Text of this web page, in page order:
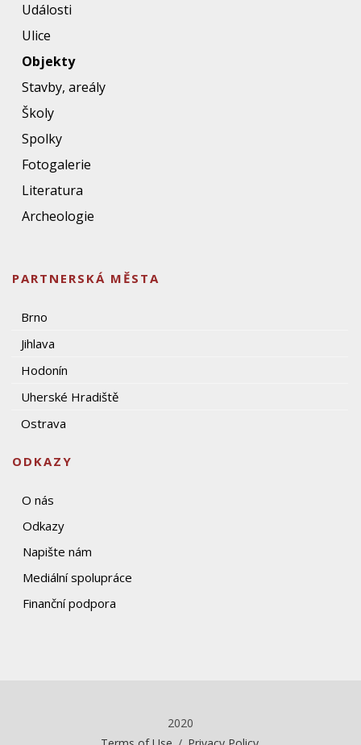
Události
Ulice
Objekty
Stavby, areály
Školy
Spolky
Fotogalerie
Literatura
Archeologie
PARTNERSKÁ MĚSTA
Brno
Jihlava
Hodonín
Uherské Hradiště
Ostrava
ODKAZY
O nás
Odkazy
Napište nám
Mediální spolupráce
Finanční podpora
2020